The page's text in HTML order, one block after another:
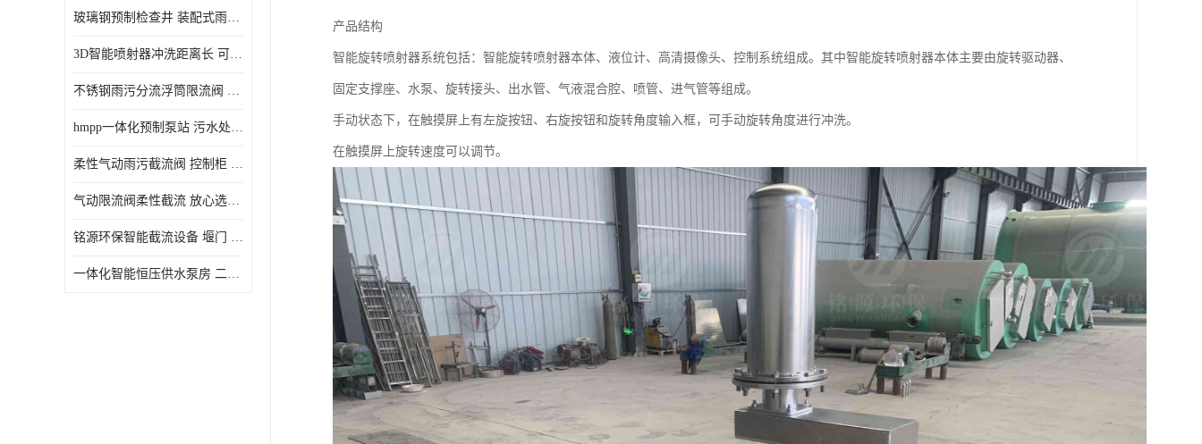
玻璃钢预制检查井 装配式雨水污水井 初期弃流井 源头厂家
3D智能喷射器冲洗距离长 可270度旋转 高强度水压远距离喷洗
不锈钢雨污分流浮筒限流阀 DN150-DN1000 品质可信
hmpp一体化预制泵站 污水处理系统 乡镇学校市政排水 厂家供应
柔性气动雨污截流阀 控制柜 远程控制安全性高检修方便
气动限流阀柔性截流 放心选购 控源截污铭源环保
铭源环保智能截流设备 堰门 铸铁调节闸门作用 源头商家 可定制
一体化智能恒压供水泵房 二次加压供水设备户外智慧泵房
产品结构
智能旋转喷射器系统包括：智能旋转喷射器本体、液位计、高清摄像头、控制系统组成。其中智能旋转喷射器本体主要由旋转驱动器、
固定支撑座、水泵、旋转接头、出水管、气液混合腔、喷管、进气管等组成。
手动状态下，在触摸屏上有左旋按钮、右旋按钮和旋转角度输入框，可手动旋转角度进行冲洗。
在触摸屏上旋转速度可以调节。